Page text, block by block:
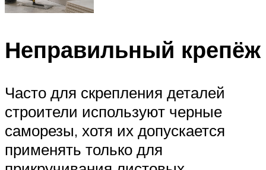
Неправильный крепёж
Часто для скрепления деталей
строители используют черные
саморезы, хотя их допускается
применять только для